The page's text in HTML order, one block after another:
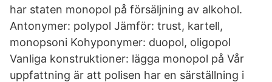
har staten monopol på försäljning av alkohol.
Antonymer: polypol Jämför: trust, kartell,
monopsoni Kohyponymer: duopol, oligopol
Vanliga konstruktioner: lägga monopol på Vår
uppfattning är att polisen har en särställning i